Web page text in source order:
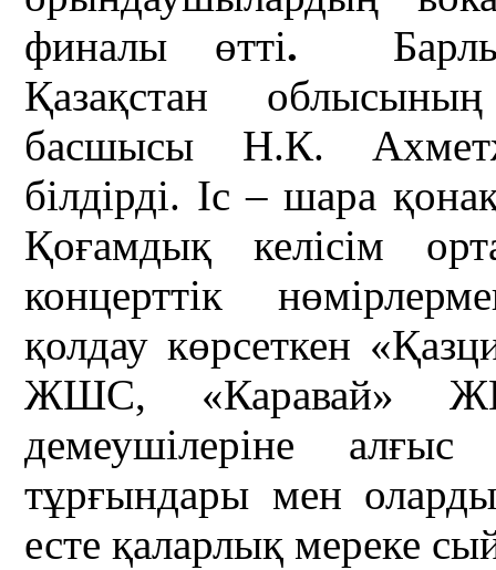
финалы өтті.
Қазақстан
басшысы Н.К.
білдірді. Іс – шара
Қоғамдық келісім
концерттік
қолдау көрсеткен
ЖШС, «Каравай»
демеушілеріне
тұрғындары мен
есте қаларлық мереке